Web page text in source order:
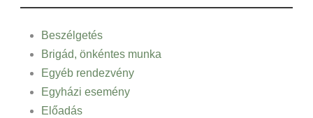
Beszélgetés
Brigád, önkéntes munka
Egyéb rendezvény
Egyházi esemény
Előadás